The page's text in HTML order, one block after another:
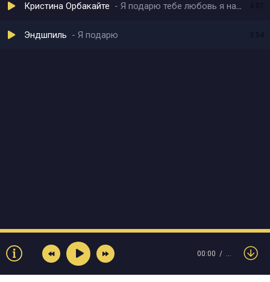
Кристина Орбакайте Я подарю тебе любовь я научу тебя смеяться
Эндшпиль Я подарю 3:54
00:00 …